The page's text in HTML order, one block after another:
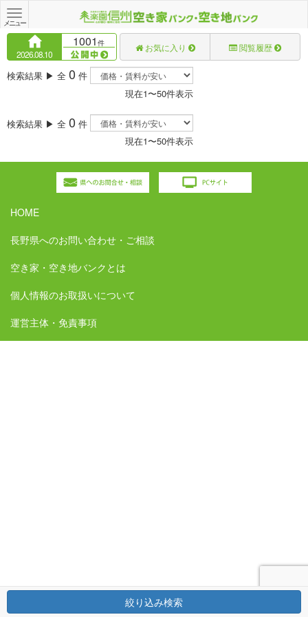
Toggle
navigation
メニュー
2026.08.10
1001件 お気に入り 閲覧履歴
検索結果 ▶ 全 0 件
現在1〜50件表示
検索結果 ▶ 全 0 件
現在1〜50件表示
絞り込み検索
HOME
長野県へのお問い合わせ・ご相談
空き家・空き地バンクとは
個人情報のお取扱いについて
運営主体・免責事項